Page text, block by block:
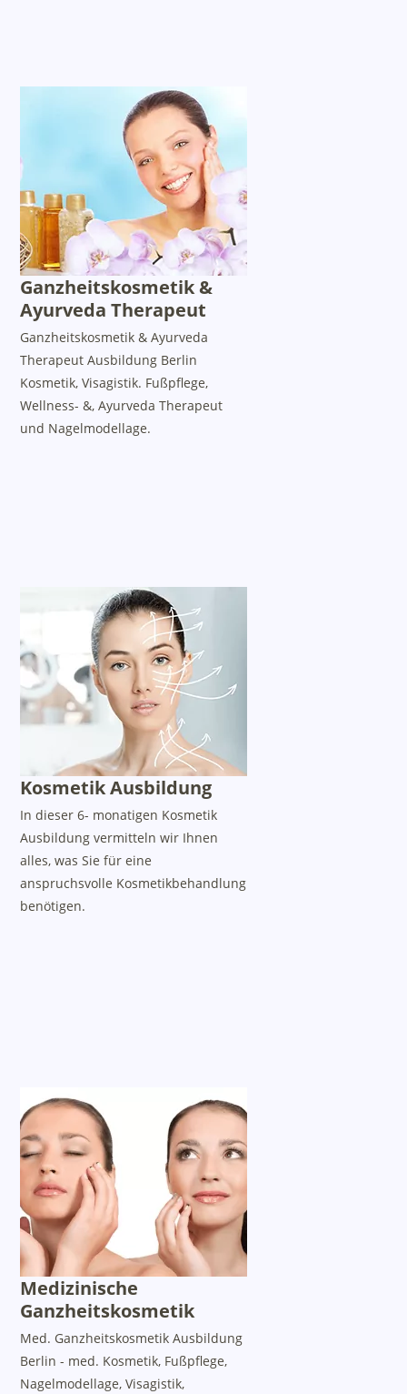
Ganzheitskosmetik &
Ayurveda Therapeut
Ganzheitskosmetik & Ayurveda
Therapeut Ausbildung Berlin
Kosmetik, Visagistik. Fußpflege,
Wellness- &, Ayurveda Therapeut
und Nagelmodellage.
Kosmetik Ausbildung
In dieser 6- monatigen Kosmetik
Ausbildung vermitteln wir Ihnen
alles, was Sie für eine
anspruchsvolle Kosmetikbehandlung
benötigen.
Medizinische
Ganzheitskosmetik
Med. Ganzheitskosmetik Ausbildung
Berlin - med. Kosmetik, Fußpflege,
Nagelmodellage, Visagistik,